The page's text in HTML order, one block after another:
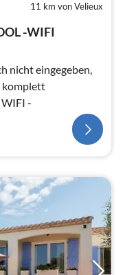
11 km von Velieux
-WIFI
nicht eingegeben,
komplett
eingerichtete Villa mit Privatpool- WIFI -